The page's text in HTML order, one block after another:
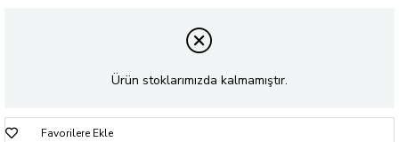
Ürün stoklarımızda kalmamıştır.
Favorilere Ekle